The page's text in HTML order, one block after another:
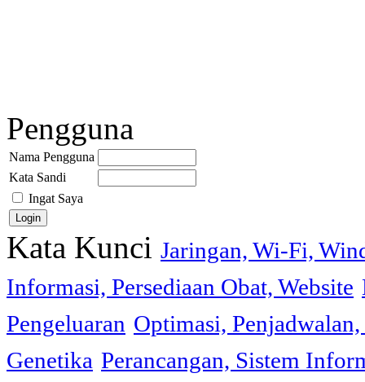
Pengguna
Nama Pengguna
Kata Sandi
Ingat Saya
Kata Kunci Jaringan, Wi-Fi,
Informasi, Persediaan Obat, Website
Pengeluaran Optimasi,
Genetika Perancangan, Sistem